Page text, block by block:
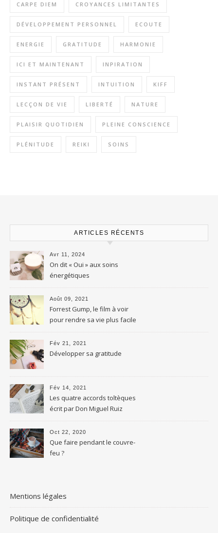
CARPE DIEM CROYANCES LIMITANTES
DÉVELOPPEMENT PERSONNEL ECOUTE
ENERGIE GRATITUDE HARMONIE
ICI ET MAINTENANT INPIRATION
INSTANT PRÉSENT INTUITION KIFF
LECÇON DE VIE LIBERTÉ NATURE
PLAISIR QUOTIDIEN PLEINE CONSCIENCE
PLÉNITUDE REIKI SOINS
ARTICLES RÉCENTS
Avr 11, 2024
On dit « Oui » aux soins
énergétiques
Août 09, 2021
Forrest Gump, le film à voir
pour rendre sa vie plus facile
Fév 21, 2021
Développer sa gratitude
Fév 14, 2021
Les quatre accords toltèques
écrit par Don Miguel Ruiz
Oct 22, 2020
Que faire pendant le couvre-
feu ?
Mentions légales
Politique de confidentialité